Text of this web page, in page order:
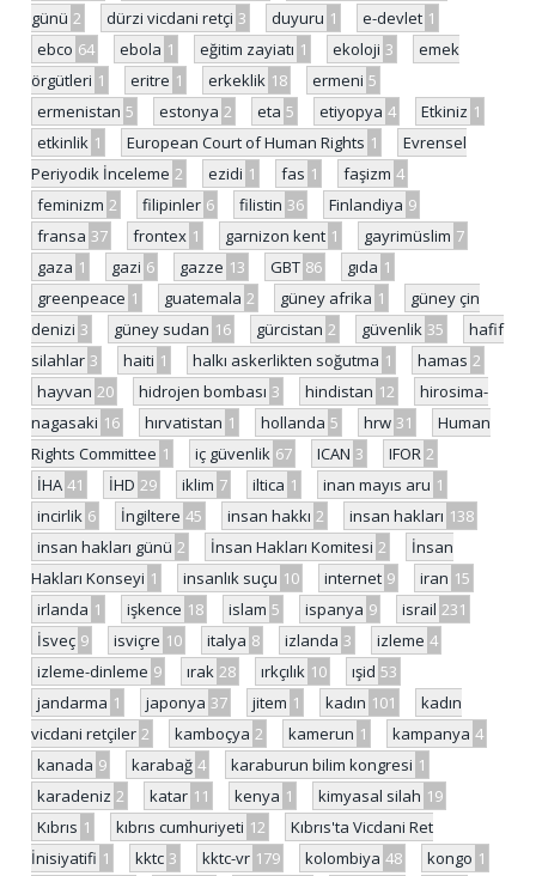
günü 2 dürzi vicdani retçi 3 duyuru 1 e-devlet 1
ebco 64 ebola 1 eğitim zayiatı 1 ekoloji 3
emek
örgütleri 1 eritre 1 erkeklik 18 ermeni 5
ermenistan 5 estonya 2 eta 5 etiyopya 4 Etkiniz 1
etkinlik 1 European Court of Human Rights 1
Evrensel
Periyodik İnceleme 2 ezidi 1 fas 1 faşizm 4
feminizm 2 filipinler 6 filistin 36 Finlandiya 9
fransa 37 frontex 1 garnizon kent 1 gayrimüslim 7
gaza 1 gazi 6 gazze 13 GBT 86 gıda 1
greenpeace 1 guatemala 2 güney afrika 1
güney çin
denizi 3 güney sudan 16 gürcistan 2 güvenlik 35
hafif
silahlar 3 haiti 1 halkı askerlikten soğutma 1 hamas 2
hayvan 20 hidrojen bombası 3 hindistan 12
hirosima-
nagasaki 16 hırvatistan 1 hollanda 5 hrw 31
Human
Rights Committee 1 iç güvenlik 67 ICAN 3 IFOR 2
İHA 41 İHD 29 iklim 7 iltica 1 inan mayıs aru 1
incirlik 6 İngiltere 45 insan hakkı 2 insan hakları 138
insan hakları günü 2 İnsan Hakları Komitesi 2
İnsan
Hakları Konseyi 1 insanlık suçu 10 internet 9 iran 15
irlanda 1 işkence 18 islam 5 ispanya 9 israil 231
İsveç 9 isviçre 10 italya 8 izlanda 3 izleme 4
izleme-dinleme 9 ırak 28 ırkçılık 10 ışid 53
jandarma 1 japonya 37 jitem 1 kadın 101
kadın
vicdani retçiler 2 kamboçya 2 kamerun 1 kampanya 4
kanada 9 karabağ 4 karaburun bilim kongresi 1
karadeniz 2 katar 11 kenya 1 kimyasal silah 19
Kıbrıs 1 kıbrıs cumhuriyeti 12
Kıbrıs'ta Vicdani Ret
İnisiyatifi 1 kktc 3 kktc-vr 179 kolombiya 48 kongo 1